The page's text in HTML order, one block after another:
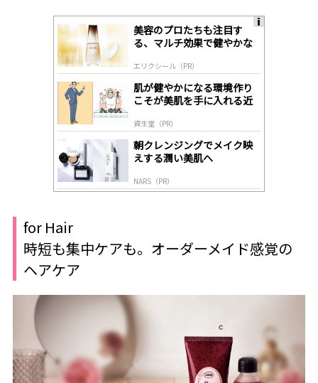
美容のプロたちも注目す
る、マルチ効果で健やかな
エリクシール（PR）
肌が健やかになる環境作り
こそが美肌を手に入れる近
資生堂（PR）
朝クレンジングでメイク映
えする潤い美肌へ
NARS（PR）
for Hair
時短も集中ケアも。オーダーメイド感覚の
ヘアケア